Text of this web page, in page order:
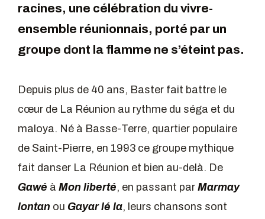
racines, une célébration du vivre-
ensemble réunionnais, porté par un
groupe dont la flamme ne s’éteint pas.
Depuis plus de 40 ans, Baster fait battre le
cœur de La Réunion au rythme du séga et du
maloya. Né à Basse-Terre, quartier populaire
de Saint-Pierre, en 1993 ce groupe mythique
fait danser La Réunion et bien au-delà. De
Gawé à Mon liberté, en passant par Marmay
lontan ou Gayar lé la, leurs chansons sont